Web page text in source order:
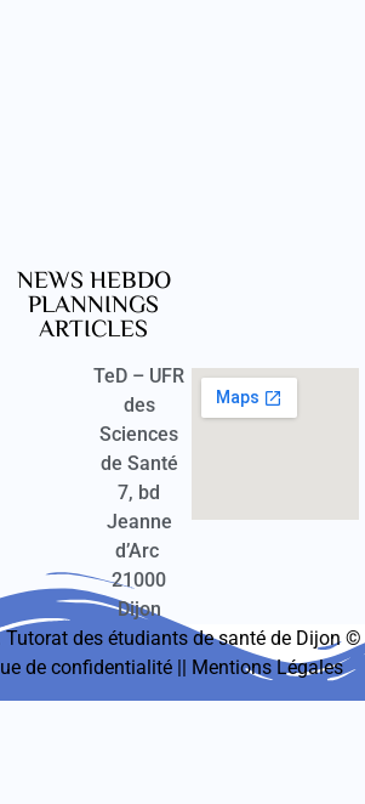
NEWS HEBDO
PLANNINGS
ARTICLES
TeD – UFR
des
Sciences
de Santé
7, bd
Jeanne
d’Arc
21000
Dijon
Tutorat des étudiants de santé de Dijon ©
de confidentialité || Mentions Légales